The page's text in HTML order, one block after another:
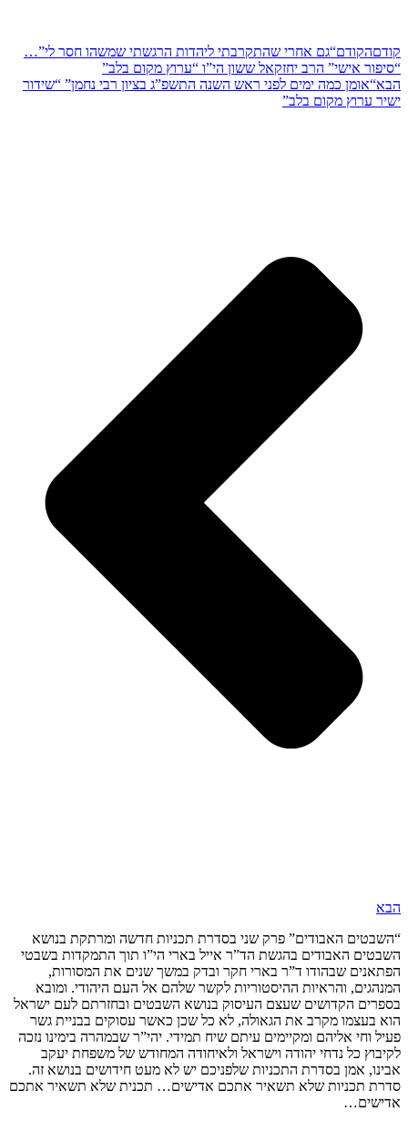
קודםהקודם“גם אחרי שהתקרבתי ליהדות הרגשתי שמשהו חסר לי”…
“סיפור אישי” הרב יחזקאל ששון הי”ו “ערוץ מקום בלב”
הבא“אומן כמה ימים לפני ראש השנה התשפ”ג בציון רבי נחמן” “שידור
ישיר ערוץ מקום בלב”
הבא
“השבטים האבודים” פרק שני בסדרת תכניות חדשה ומרתקת בנושא
השבטים האבודים בהגשת הד”ר אייל בארי הי”ו תוך התמקדות בשבטי
הפתאנים שבהודו ד”ר בארי חקר ובדק במשך שנים את המסורות,
המנהגים, והראיות ההיסטוריות לקשר שלהם אל העם היהודי. ומובא
בספרים הקדושים שעצם העיסוק בנושא השבטים ובחזרתם לעם ישראל
הוא בעצמו מקרב את הגאולה, לא כל שכן כאשר עסוקים בבניית גשר
פעיל וחי אליהם ומקיימים עיתם שיח תמידי. יהי”ר שבמהרה בימינו נזכה
לקיבוץ כל נדחי יהודה וישראל ולאיחודה המחודש של משפחת יעקב
אבינו, אמן בסדרת התכניות שלפניכם יש לא מעט חידושים בנושא זה.
סדרת תכניות שלא תשאיר אתכם אדישים… תכנית שלא תשאיר אתכם
אדישים…